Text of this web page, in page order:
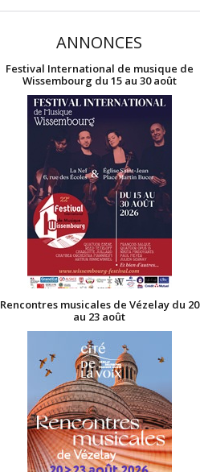
ANNONCES
Festival International de musique de
Wissembourg du 15 au 30 août
Rencontres musicales de Vézelay du 20
au 23 août